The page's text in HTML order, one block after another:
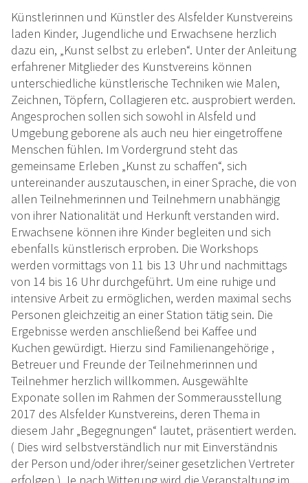
Künstlerinnen und Künstler des Alsfelder Kunstvereins
laden Kinder, Jugendliche und Erwachsene herzlich
dazu ein, „Kunst selbst zu erleben“. Unter der Anleitung
erfahrener Mitglieder des Kunstvereins können
unterschiedliche künstlerische Techniken wie Malen,
Zeichnen, Töpfern, Collagieren etc. ausprobiert werden.
Angesprochen sollen sich sowohl in Alsfeld und
Umgebung geborene als auch neu hier eingetroffene
Menschen fühlen. Im Vordergrund steht das
gemeinsame Erleben „Kunst zu schaffen“, sich
untereinander auszutauschen, in einer Sprache, die von
allen Teilnehmerinnen und Teilnehmern unabhängig
von ihrer Nationalität und Herkunft verstanden wird.
Erwachsene können ihre Kinder begleiten und sich
ebenfalls künstlerisch erproben. Die Workshops
werden vormittags von 11 bis 13 Uhr und nachmittags
von 14 bis 16 Uhr durchgeführt. Um eine ruhige und
intensive Arbeit zu ermöglichen, werden maximal sechs
Personen gleichzeitig an einer Station tätig sein. Die
Ergebnisse werden anschließend bei Kaffee und
Kuchen gewürdigt. Hierzu sind Familienangehörige ,
Betreuer und Freunde der Teilnehmerinnen und
Teilnehmer herzlich willkommen. Ausgewählte
Exponate sollen im Rahmen der Sommerausstellung
2017 des Alsfelder Kunstvereins, deren Thema in
diesem Jahr „Begegnungen“ lautet, präsentiert werden.
( Dies wird selbstverständlich nur mit Einverständnis
der Person und/oder ihrer/seiner gesetzlichen Vertreter
erfolgen.) Je nach Witterung wird die Veranstaltung im